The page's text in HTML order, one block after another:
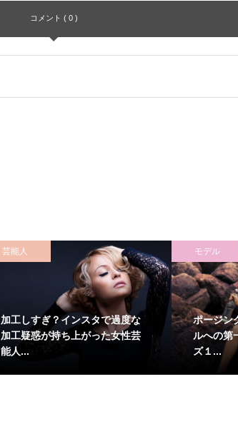
コメント ( 0 )
芸能人
加工しすぎ？インスタで過度な
加工疑惑が持ち上がった女性芸
能人...
モデル
ポージン
ルへの第
ズ１...